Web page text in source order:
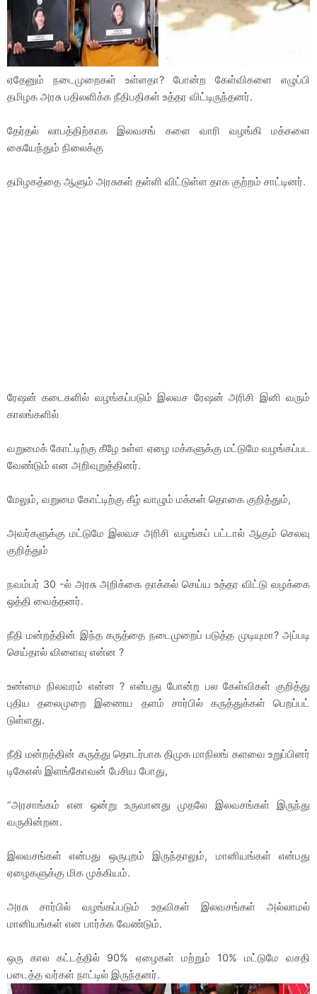
ஏதேனும் நடைமுறைகள் உள்ளதா? போன்ற கேள்விகளை எழுப்பி
தமிழக அரசு பதிலளிக்க நீதிபதிகள் உத்தர விட்டிருந்தனர்.
தேர்தல் லாபத்திற்காக இலவசங் களை வாரி வழங்கி மக்களை
கையேந்தும் நிலைக்கு
தமிழகத்தை ஆளும் அரசுகள் தள்ளி விட்டுள்ள தாக குற்றம் சாட்டினர்.
ரேஷன் கடைகளில் வழங்கப்படும் இலவச ரேஷன் அரிசி இனி வரும்
காலங்களில்
வறுமைக் கோட்டிற்கு கீழே உள்ள ஏழை மக்களுக்கு மட்டுமே வழங்கப்பட
வேண்டும் என அறிவுறுத்தினர்.
மேலும், வறுமை கோட்டிற்கு கீழ் வாழும் மக்கள் தொகை குறித்தும்,
அவர்களுக்கு மட்டுமே இலவச அரிசி வழங்கப் பட்டால் ஆகும் செலவு
குறித்தும்
நவம்பர் 30 -ல் அரசு அறிக்கை தாக்கல் செய்ய உத்தர விட்டு வழக்கை
ஒத்தி வைத்தனர்.
நீதி மன்றத்தின் இந்த கருத்தை நடைமுறைப் படுத்த முடியுமா? அப்படி
செய்தால் விளைவு என்ன ?
உண்மை நிலவரம் என்ன ? என்பது போன்ற பல கேள்விகள் குறித்து
புதிய தலைமுறை இணைய தளம் சார்பில் கருத்துக்கள் பெறப்பட்
டுள்ளது.
நீதி மன்றத்தின் கருத்து தொடர்பாக திமுக மாநிலங் களவை உறுப்பினர்
டிகேஎஸ் இளங்கோவன் பேசிய போது,
“அரசாங்கம் என ஒன்று உருவானது முதலே இலவசங்கள் இருந்து
வருகின்றன.
இலவசங்கள் என்பது ஒருபுறம் இருந்தாலும், மானியங்கள் என்பது
ஏழைகளுக்கு மிக முக்கியம்.
அரசு சார்பில் வழங்கப்படும் உதவிகள் இலவசங்கள் அல்லாமல்
மானியங்கள் என பார்க்க வேண்டும்.
ஒரு கால கட்டத்தில் 90% ஏழைகள் மற்றும் 10% மட்டுமே வசதி
படைத்த வர்கள் நாட்டில் இருந்தனர்.